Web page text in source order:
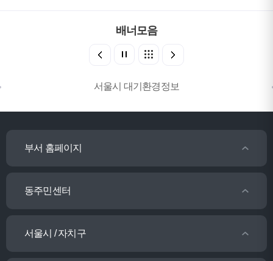
배너모음
서울시 대기환경정보
부서 홈페이지
동주민센터
서울시 / 자치구